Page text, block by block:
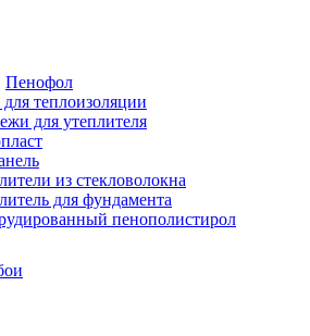
Пенофол
теплоизоляции
для утеплителя
из стекловолокна
для фундамента
пенополистирол